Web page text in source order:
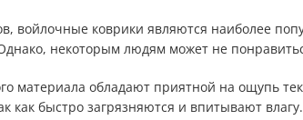
войлочные коврики являются наиболее
некоторым людям может не
материала обладают приятной на ощупь
как быстро загрязняются и впитывают влагу.